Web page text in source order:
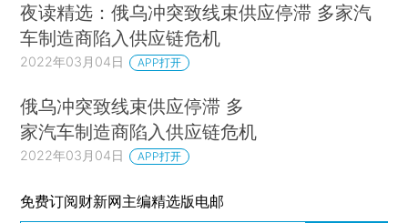
夜读精选：俄乌冲突致线束供应停滞 多家汽
车制造商陷入供应链危机
2022年03月04日 APP打开
俄乌冲突致线束供应停滞 多
家汽车制造商陷入供应链危机
2022年03月04日 APP打开
免费订阅财新网主编精选版电邮